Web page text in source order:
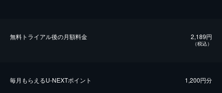
無料トライアル後の⽉額料金 2,189円
（税込）
毎⽉もらえるU-NEXTポイント 1,200円分